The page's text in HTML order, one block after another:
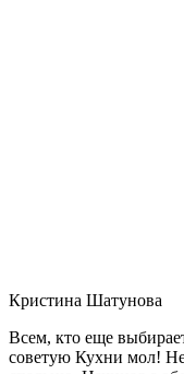
Кристина Шатунова
Всем, кто еще
советую Кухни мол!